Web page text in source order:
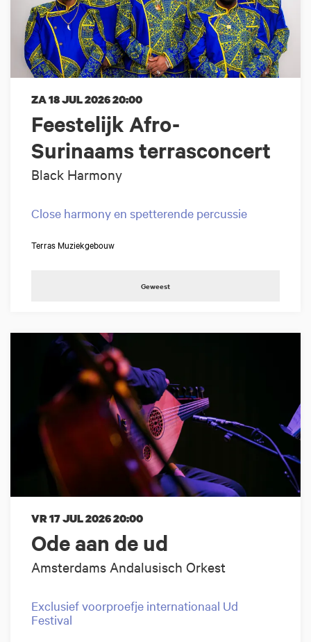
Feestelijk Afro-
Surinaams terrasconcert
Black Harmony
ZA 18 JUL 202620:00
Close harmony en spetterende percussie
Terras Muziekgebouw
Geweest
Ode aan de ud
Amsterdams Andalusisch Orkest
VR 17 JUL 202620:00
Exclusief voorproefje internationaal Ud
Festival